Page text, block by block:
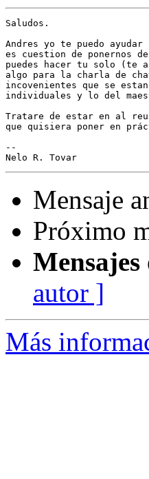
Saludos.
Andres yo te puedo
es cuestion de ponernos
puedes hacer tu solo (te
algo para la charla de
incovenientes que se
individuales y lo del
Tratare de estar en al
que quisiera poner en
--
Mensaje
Próximo
autor ]
Más